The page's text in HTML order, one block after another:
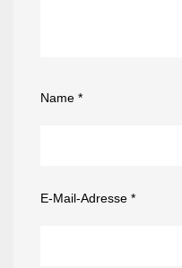
Name *
E-Mail-Adresse *